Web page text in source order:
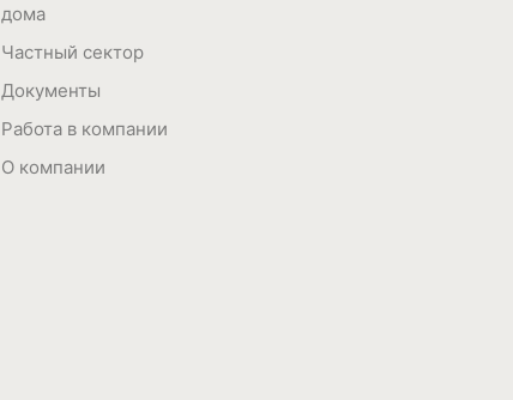
дома
Частный сектор
Документы
Работа в компании
О компании